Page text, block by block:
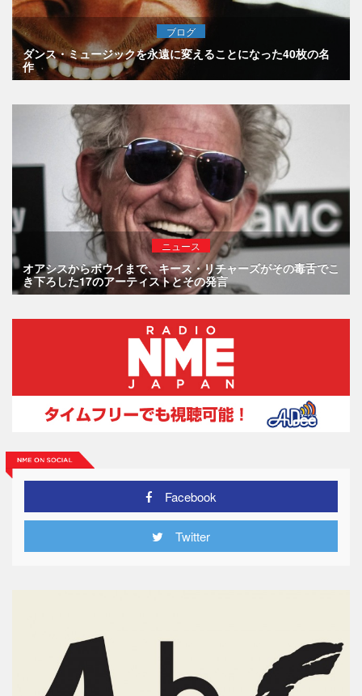
ブログ
ダンス・ミュージックを永遠に変えることになった40枚の名
作
ニュース
オアシスからボウイまで、キース・リチャーズがその毒舌でこ
き下ろした17のアーティストとその発言
Facebook
Twitter